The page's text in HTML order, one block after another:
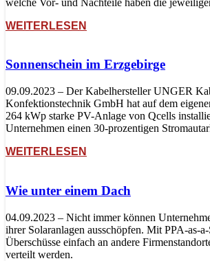
WEITERLESEN
Sonnenschein im Erzgebirge
09.09.2023 – Der Kabelhersteller UNGER
Konfektionstechnik GmbH hat auf dem
264 kWp starke PV-Anlage von Qcells
Unternehmen einen 30-prozentigen
WEITERLESEN
Wie unter einem Dach
04.09.2023 – Nicht immer können
ihrer Solaranlagen ausschöpfen. Mit PPA-as-
Überschüsse einfach an andere
verteilt werden.